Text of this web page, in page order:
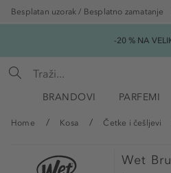
Besplatan uzorak / Besplatno zamatanje
-20 % NA
BRANDOVI PARFEMI
Home Kosa Četke i češljevi
Wet